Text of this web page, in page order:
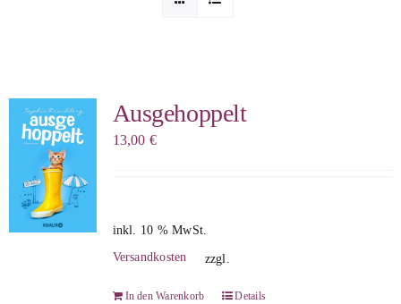
Sophie Berg
Sophia Rauchberg
Dr. Rauchberger
Ausgehoppelt
13,00 €
inkl. 10 % MwSt.
zzgl.
Versandkosten
In den Warenkorb Details